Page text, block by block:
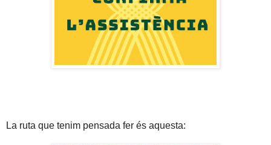
La ruta que tenim pensada fer és aquesta: